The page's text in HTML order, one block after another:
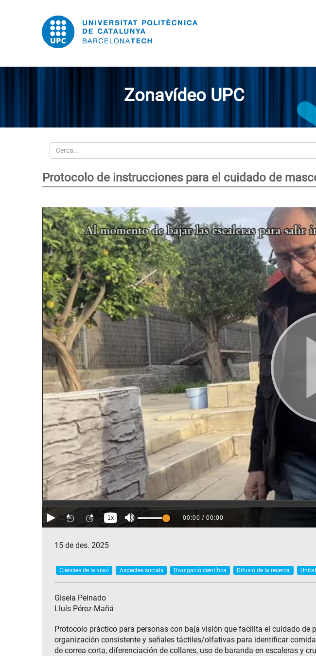
Zonavídeo UPC
Cerca
Protocolo de instrucciones para el cuidado de
15 de des. 2025
Ciències de la visió Aspectes socials Divulgació científica Difusió de la recerca
Gisela Peinado
Lluís Pérez-Mañá
Protocolo práctico para personas con baja visión que facilita el cuidado
organización consistente y señales táctiles/olfativas para identificar
de correa corta, diferenciación de collares, uso de baranda en escaleras y